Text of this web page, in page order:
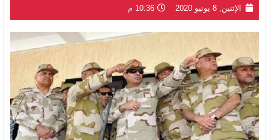
الإثنين, 8 يونيو 2020 10:36 م